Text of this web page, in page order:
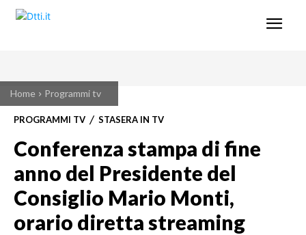
Home Programmi tv
PROGRAMMI TV STASERA IN TV
Conferenza stampa di fine
anno del Presidente del
Consiglio Mario Monti,
orario diretta streaming